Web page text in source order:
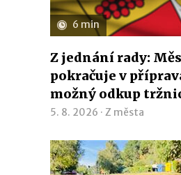
6 min
Z jednání rady:
pokračuje v
možný odkup
5. 8. 2026 · Z města